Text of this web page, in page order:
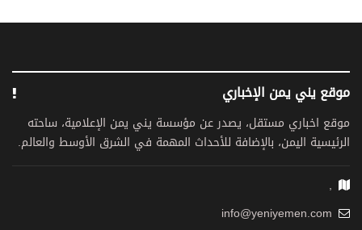
موقع يني يمن الإخباري
موقع اخباري مستقل، يصدر عن مؤسسة يني يمن الإعلامية، ساحته
الرئيسية اليمن، بالإضافة للأحداث المهمة في الشرق الأوسط والعالم.
,
info@yeniyemen.com